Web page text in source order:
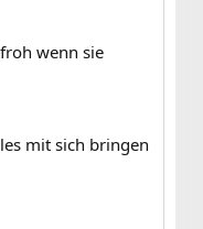
wenn sie
mit sich bringen